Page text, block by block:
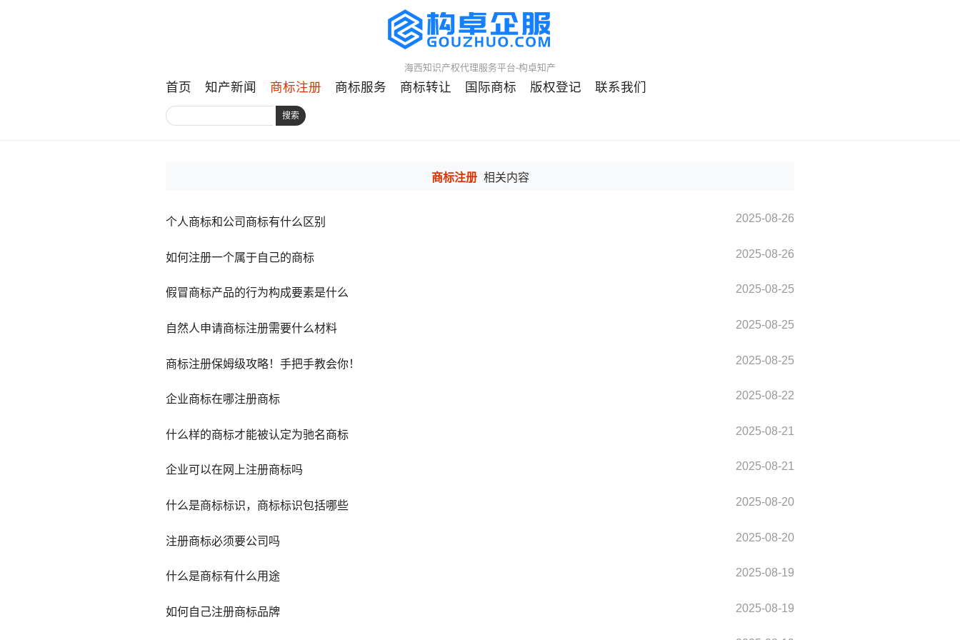
海西知识产权代理服务平台-构卓知产
首页 知产新闻 商标注册 商标服务 商标转让 国际商标 版权登记 联系我们
搜索
商标注册 相关内容
个人商标和公司商标有什么区别 2025-08-26
如何注册一个属于自己的商标 2025-08-26
假冒商标产品的行为构成要素是什么 2025-08-25
自然人申请商标注册需要什么材料 2025-08-25
商标注册保姆级攻略！手把手教会你！ 2025-08-25
企业商标在哪注册商标 2025-08-22
什么样的商标才能被认定为驰名商标 2025-08-21
企业可以在网上注册商标吗 2025-08-21
什么是商标标识，商标标识包括哪些 2025-08-20
注册商标必须要公司吗 2025-08-20
什么是商标有什么用途 2025-08-19
如何自己注册商标品牌 2025-08-19